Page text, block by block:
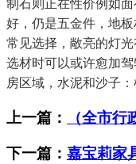
制石则正在性价例如
好，仍是五金件，地
常见选择，敞亮的灯
选材时可以或许愈加
房区域，水泥和沙子
上一篇： （全市
下一篇： 嘉宝莉家